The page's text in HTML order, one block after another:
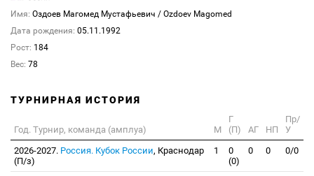
Имя: Оздоев Магомед Мустафьевич / Ozdoev Magomed
Дата рождения: 05.11.1992
Рост: 184
Вес: 78
ТУРНИРНАЯ ИСТОРИЯ
Год. Турнир, команда (амплуа) М
Г
(П)
АГ НП
Пр/
У
2026-2027. Россия. Кубок России, Краснодар
(П/з)
1
0
(0)
0 0 0/0